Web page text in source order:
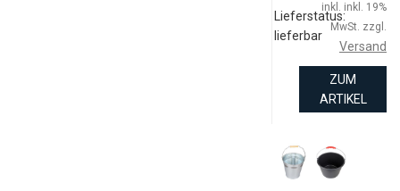
Lieferstatus:
lieferbar
inkl. inkl. 19%
MwSt. zzgl.
Versand
ZUM
ARTIKEL